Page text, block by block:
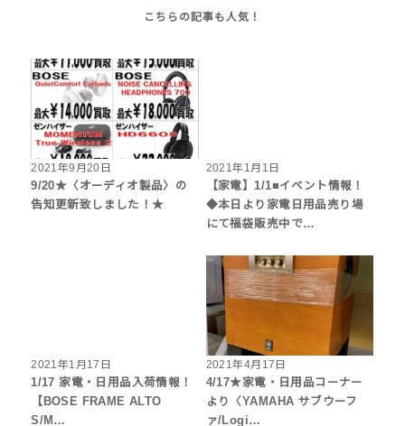
2021年9月20日
9/20★〈オーディオ製品〉の
告知更新致しました！★
2021年1月1日
【家電】1/1■イベント情報！
◆本日より家電日用品売り場
にて福袋販売中で…
2021年1月17日
1/17 家電・日用品入荷情報！
【BOSE FRAME ALTO
S/M…
2021年4月17日
4/17★家電・日用品コーナー
より〈YAMAHA サブウーフ
ァ/Logi…